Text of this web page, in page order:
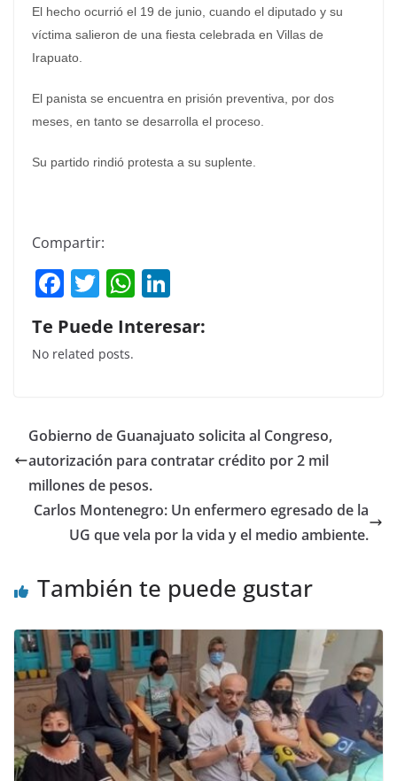
El hecho ocurrió el 19 de junio, cuando el diputado y su
víctima salieron de una fiesta celebrada en Villas de
Irapuato.
El panista se encuentra en prisión preventiva, por dos
meses, en tanto se desarrolla el proceso.
Su partido rindió protesta a su suplente.
Compartir:
F
a
c
e
o
o
k
T
w
itt
er
W
h
at
p
p
k
n
Te Puede Interesar:
No related posts.
Gobierno de Guanajuato solicita al Congreso,
autorización para contratar crédito por 2 mil
millones de pesos.
Carlos Montenegro: Un enfermero egresado de la
UG que vela por la vida y el medio ambiente.
También te puede gustar